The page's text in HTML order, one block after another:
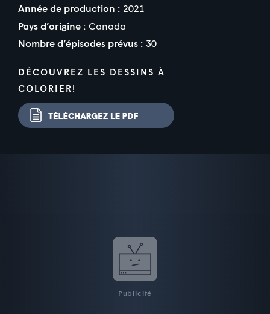
Année de production : 2021
Pays d’origine : Canada
Nombre d’épisodes prévus : 30
DÉCOUVREZ LES DESSINS À
COLORIER!
Publicité